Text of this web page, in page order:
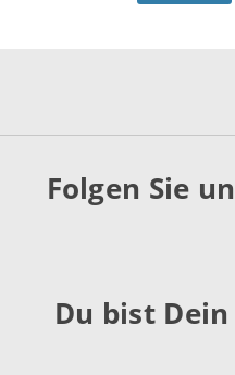
Folgen Sie
Du bist